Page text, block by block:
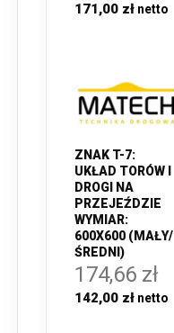
171,00 zł
ZNAK T-7:
UKŁAD TORÓW I
DROGI NA
PRZEJEŹDZIE
WYMIAR:
600X600 (MAŁY/
ŚREDNI)
174,66 zł
142,00 zł